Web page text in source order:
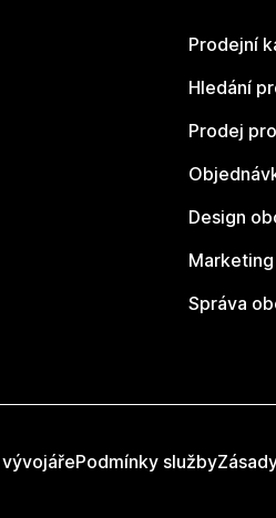
Prodejní
Hledání
Prodej
Design
Správa
Podmínky služby